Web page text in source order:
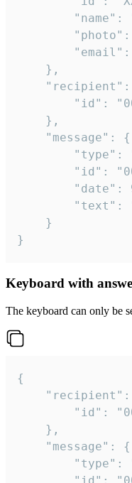
}
Keyboard with
The keyboard can only be
{